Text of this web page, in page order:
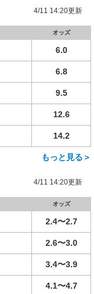
4/11 14:20更新
オッズ
6.0
6.8
9.5
12.6
14.2
もっと見る＞
4/11 14:20更新
オッズ
2.4〜2.7
2.6〜3.0
3.4〜3.9
4.1〜4.7